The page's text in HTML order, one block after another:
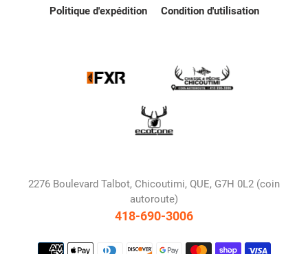
Politique d'expédition Condition d'utilisation
2276 Boulevard Talbot, Chicoutimi, QUE, G7H 0L2 (coin
autoroute)
418-690-3006
Moyens